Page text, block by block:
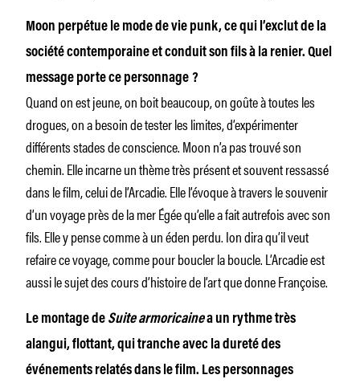
Moon perpétue le mode de vie punk, ce qui l’exclut de la
société contemporaine et conduit son fils à la renier. Quel
message porte ce personnage ?
Quand on est jeune, on boit beaucoup, on goûte à toutes les
drogues, on a besoin de tester les limites, d’expérimenter
différents stades de conscience. Moon n’a pas trouvé son
chemin. Elle incarne un thème très présent et souvent ressassé
dans le film, celui de l’Arcadie. Elle l’évoque à travers le souvenir
d’un voyage près de la mer Égée qu’elle a fait autrefois avec son
fils. Elle y pense comme à un éden perdu. Ion dira qu’il veut
refaire ce voyage, comme pour boucler la boucle. L’Arcadie est
aussi le sujet des cours d’histoire de l’art que donne Françoise.
Le montage de Suite armoricainea un rythme très
alangui, flottant, qui tranche avec la dureté des
événements relatés dans le film. Les personnages